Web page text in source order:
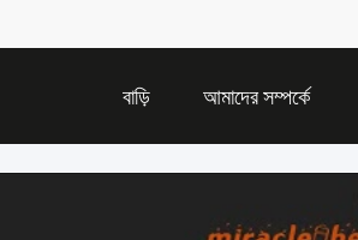
বাড়ি আমাদের সম্পর্কে